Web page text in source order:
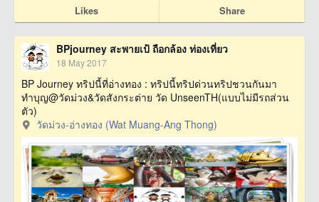
Likes Share
BPjourney สะพายเป้ ถือกล้อง ท่องเที่ยว
18 May 2017
BP Journey ทริปนี้ที่อ่างทอง : ทริปนี้ทริปด่วนทริปชวนกันมา
ทำบุญ@วัดม่วง&วัดสังกระต่าย วัด UnseenTH(แบบไม่มีรถส่วน
ตัว)
วัดม่วง-อ่างทอง (Wat Muang-Ang Thong)